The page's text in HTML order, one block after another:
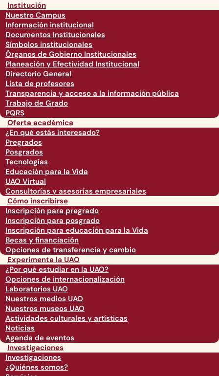
Institución
Nuestro Campus
Información institucional
Documentos Institucionales
Símbolos institucionales
Órganos de Gobierno Institucionales
Planeación y Efectividad Institucional
Directorio General
Lista de profesores
Transparencia y acceso a la información pública
Trabajo de Grado
PQRS
Oferta académica
¿En qué estás interesado?
Pregrados
Posgrados
Tecnologías
Educación para la Vida
UAO Virtual
Consultorías y asesorías empresariales
Cómo inscribirse
Inscripción para pregrado
Inscripción para posgrado
Inscripción para educación para la Vida
Becas y financiación
Opciones de transferencia y cambio
Experimenta la UAO
¿Por qué estudiar en la UAO?
Opciones de internacionalización
Laboratorios UAO
Nuestros medios UAO
Nuestros museos UAO
Actividades culturales y artísticas
Noticias
Agenda de eventos
Investigaciones
Investigaciones
¿Quiénes somos?